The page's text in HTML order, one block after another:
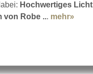
Hochwertiges Licht
von Robe ... mehr»